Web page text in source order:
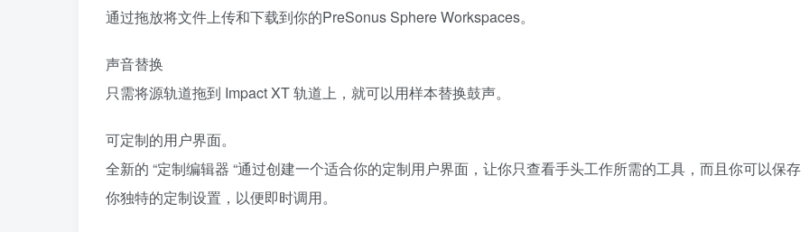
通过拖放将文件上传和下载到你的PreSonus Sphere Workspaces。
声音替换
只需将源轨道拖到 Impact XT 轨道上，就可以用样本替换鼓声。
可定制的用户界面。
全新的 “定制编辑器 “通过创建一个适合你的定制用户界面，让你只查看手头工作所需的工具，而且你可以保存
你独特的定制设置，以便即时调用。